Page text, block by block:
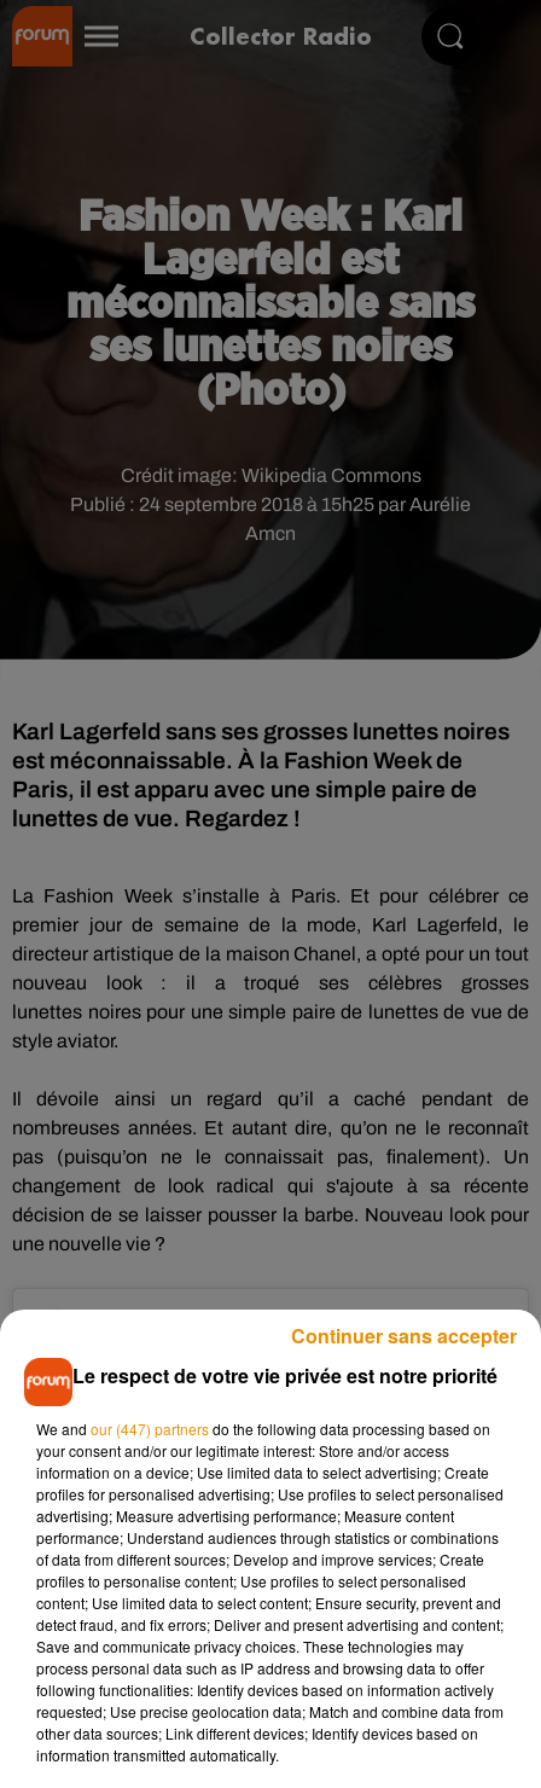
Collector Radio
Fashion Week : Karl
Lagerfeld est
méconnaissable sans
ses lunettes noires
(Photo)
Publié : 24 septembre 2018 à 15h25 par Aurélie
Amcn
Crédit image: Wikipedia Commons
Karl Lagerfeld sans ses grosses lunettes noires
est méconnaissable. À la Fashion Week de
Paris, il est apparu avec une simple paire de
lunettes de vue. Regardez !
La Fashion Week s’installe à Paris. Et pour célébrer ce
premier jour de semaine de la mode, Karl Lagerfeld, le
directeur artistique de la maison Chanel, a opté pour un tout
nouveau look :
il a troqué ses célèbres grosses
lunettes noires pour une simple paire de lunettes de vue de
style aviator.
Il dévoile ainsi un regard qu’il a caché pendant de
nombreuses années. Et autant dire, qu’on ne le reconnaît
pas
(puisqu’on ne le connaissait pas, finalement).
Un
changement de look radical qui s'ajoute à sa récente
décision de se laisser pousser la barbe. Nouveau look pour
une nouvelle vie ?
Voir cette publication sur Instagram
Geniale Visionario Creativo impeccabile è Karl Lagerfeld
#fendi #artist #genius #designer #fashion #karllagerfeld #karl
#moda #black #white
JoSquillo Official Page
Le respect de votre vie privée est notre priorité
We and our (447) partnersdo the following data processing based on
your consent and/or our legitimate interest: Store and/or access
information on a device; Use limited data to select advertising; Create
profiles for personalised advertising; Use profiles to select personalised
advertising; Measure advertising performance; Measure content
performance; Understand audiences through statistics or combinations
of data from different sources; Develop and improve services; Create
profiles to personalise content; Use profiles to select personalised
content; Use limited data to select content; Ensure security, prevent and
detect fraud, and fix errors; Deliver and present advertising and content;
Save and communicate privacy choices. These technologies may
process personal data such as IP address and browsing data to offer
following functionalities: Identify devices based on information actively
requested; Use precise geolocation data; Match and combine data from
other data sources; Link different devices; Identify devices based on
information transmitted automatically.
Continuer sans accepter